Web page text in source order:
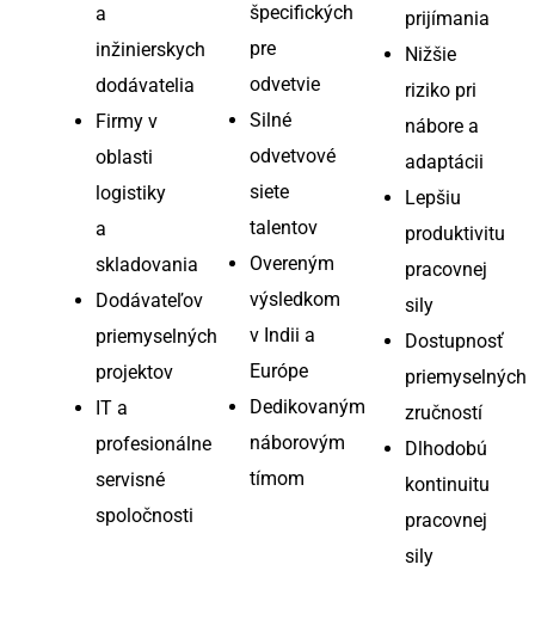
a
inžinierskych
dodávatelia
Firmy v
oblasti
logistiky
a
skladovania
Dodávateľov
priemyselných
projektov
IT a
profesionálne
servisné
spoločnosti
špecifických
pre
odvetvie
Silné
odvetvové
siete
talentov
Overeným
výsledkom
v Indii a
Európe
Dedikovaným
náborovým
tímom
prijímania
Nižšie
riziko pri
nábore a
adaptácii
Lepšiu
produktivitu
pracovnej
sily
Dostupnosť
priemyselných
zručností
Dlhodobú
kontinuitu
pracovnej
sily